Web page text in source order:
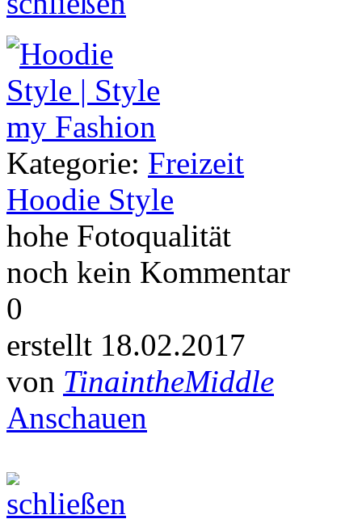
Kategorie: Freizeit
Hoodie Style
hohe Fotoqualität
noch kein Kommentar
0
erstellt 18.02.2017
von TinaintheMiddle
Anschauen